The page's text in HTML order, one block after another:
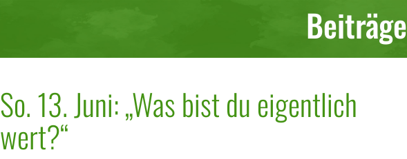
Beiträge
So. 13. Juni: „Was bist du eigentlich
wert?“